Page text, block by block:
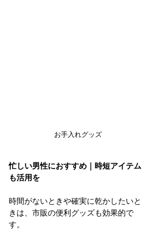
お手入れグッズ
忙しい男性におすすめ｜時短アイテム
も活用を
時間がないときや確実に乾かしたいと
きは、市販の便利グッズも効果的で
す。